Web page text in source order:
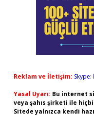
Reklam ve İletişim:
Yasal Uyarı: Bu internet
veya şahıs şirketi ile
Sitede yalnızca kendi